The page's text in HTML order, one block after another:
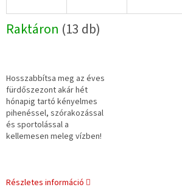
Raktáron (13 db)
Hosszabbítsa meg az éves
fürdőszezont akár hét
hónapig tartó kényelmes
pihenéssel, szórakozással
és sportolással a
kellemesen meleg vízben!
Részletes információ